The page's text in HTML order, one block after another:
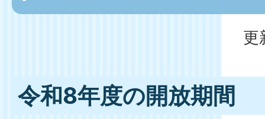
更
令和8年度の開放期間